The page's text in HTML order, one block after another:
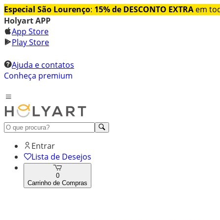
Especial São Lourenço: 15% de DESCONTO EXTRA em
Holyart APP
App Store
Play Store
Ajuda e contatos
Conheça premium
Entrar
Lista de Desejos
0
Carrinho de Compras